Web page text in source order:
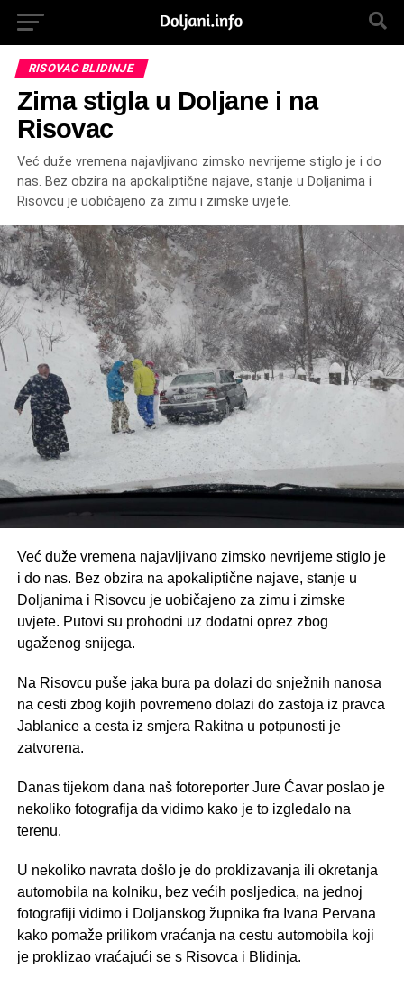
RISOVAC BLIDINJE
Zima stigla u Doljane i na
Risovac
Već duže vremena najavljivano zimsko nevrijeme stiglo je i do
nas. Bez obzira na apokaliptične najave, stanje u Doljanima i
Risovcu je uobičajeno za zimu i zimske uvjete.
Već duže vremena najavljivano zimsko nevrijeme stiglo je
i do nas. Bez obzira na apokaliptične najave, stanje u
Doljanima i Risovcu je uobičajeno za zimu i zimske
uvjete. Putovi su prohodni uz dodatni oprez zbog
ugaženog snijega.
Na Risovcu puše jaka bura pa dolazi do snježnih nanosa
na cesti zbog kojih povremeno dolazi do zastoja iz pravca
Jablanice a cesta iz smjera Rakitna u potpunosti je
zatvorena.
Danas tijekom dana naš fotoreporter Jure Ćavar poslao je
nekoliko fotografija da vidimo kako je to izgledalo na
terenu.
U nekoliko navrata došlo je do proklizavanja ili okretanja
automobila na kolniku, bez većih posljedica, na jednoj
fotografiji vidimo i Doljanskog župnika fra Ivana Pervana
kako pomaže prilikom vraćanja na cestu automobila koji
je proklizao vraćajući se s Risovca i Blidinja.